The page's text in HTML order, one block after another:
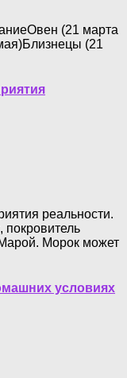
(21 марта
(21
реальности.
покровитель
Морок может
условиях